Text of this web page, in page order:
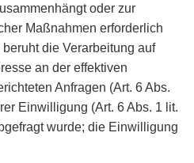
oder zur
Maßnahmen erforderlich
die Verarbeitung auf
an der effektiven
Anfragen (Art. 6 Abs.
Einwilligung (Art. 6 Abs. 1 lit.
wurde; die Einwilligung